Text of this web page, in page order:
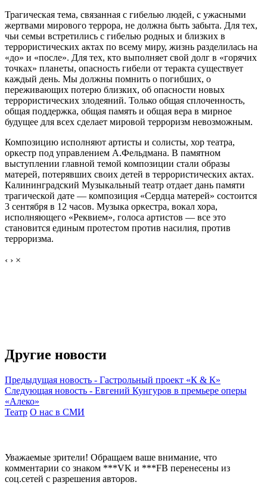
Трагическая тема, связанная с гибелью людей, с ужасными
жертвами мирового террора, не должна быть забыта. Для тех,
чьи семьи встретились с гибелью родных и близких в
террористических актах по всему миру, жизнь разделилась на
«до» и «после». Для тех, кто выполняет свой долг в «горячих
точках» планеты, опасность гибели от теракта существует
каждый день. Мы должны помнить о погибших, о
переживающих потерю близких, об опасности новых
террористических злодеяний. Только общая сплоченность,
общая поддержка, общая память и общая вера в мирное
будущее для всех сделает мировой терроризм невозможным.
Композицию исполняют артисты и солисты, хор театра,
оркестр под управлением А.Фельдмана. В памятном
выступлении главной темой композиции стали образы
матерей, потерявших своих детей в террористических актах.
Калининградский Музыкальный театр отдает дань памяти
трагической дате — композиция «Сердца матерей» состоится
3 сентября в 12 часов. Музыка оркестра, вокал хора,
исполняющего «Реквием», голоса артистов — все это
становится единым протестом против насилия, против
терроризма.
‹ › ×
Другие новости
Предыдущая новость - Гастрольный проект «К & К»
Следующая новость - Евгений Кунгуров в премьере оперы
«Алеко»
Театр О нас в СМИ
Уважаемые зрители! Обращаем ваше внимание, что
комментарии со знаком ***VK и ***FB перенесены из
соц.сетей с разрешения авторов.